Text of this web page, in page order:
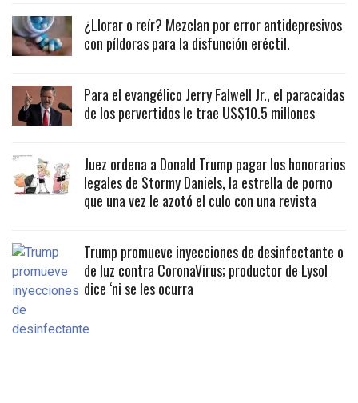
¿Llorar o reír? Mezclan por error antidepresivos
con píldoras para la disfunción eréctil.
Para el evangélico Jerry Falwell Jr., el paracaidas
de los pervertidos le trae US$10.5 millones
Juez ordena a Donald Trump pagar los honorarios
legales de Stormy Daniels, la estrella de porno
que una vez le azotó el culo con una revista
Trump promueve inyecciones de desinfectante o
de luz contra CoronaVirus; productor de Lysol
dice ‘ni se les ocurra